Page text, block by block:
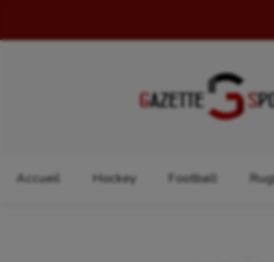
Accueil Hockey Football